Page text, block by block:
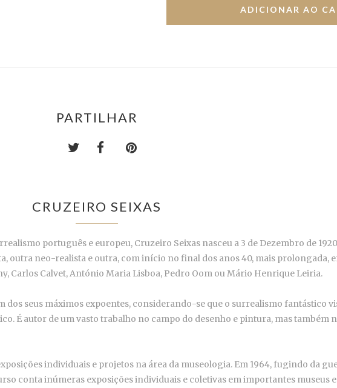
PARTILHAR
CRUZEIRO SEIXAS
português e europeu, Cruzeiro Seixas nasceu a 3 de Dezembro de
outra neo-realista e outra, com início no final dos anos 40, mais prolongada,
Carlos Calvet, António Maria Lisboa, Pedro Oom ou Mário Henrique Leiria.
dos seus máximos expoentes, considerando-se que o surrealismo fantástico
É autor de um vasto trabalho no campo do desenho e pintura, mas também
individuais e projetos na área da museologia. Em 1964, fugindo da
conta inúmeras exposições individuais e coletivas em importantes museus